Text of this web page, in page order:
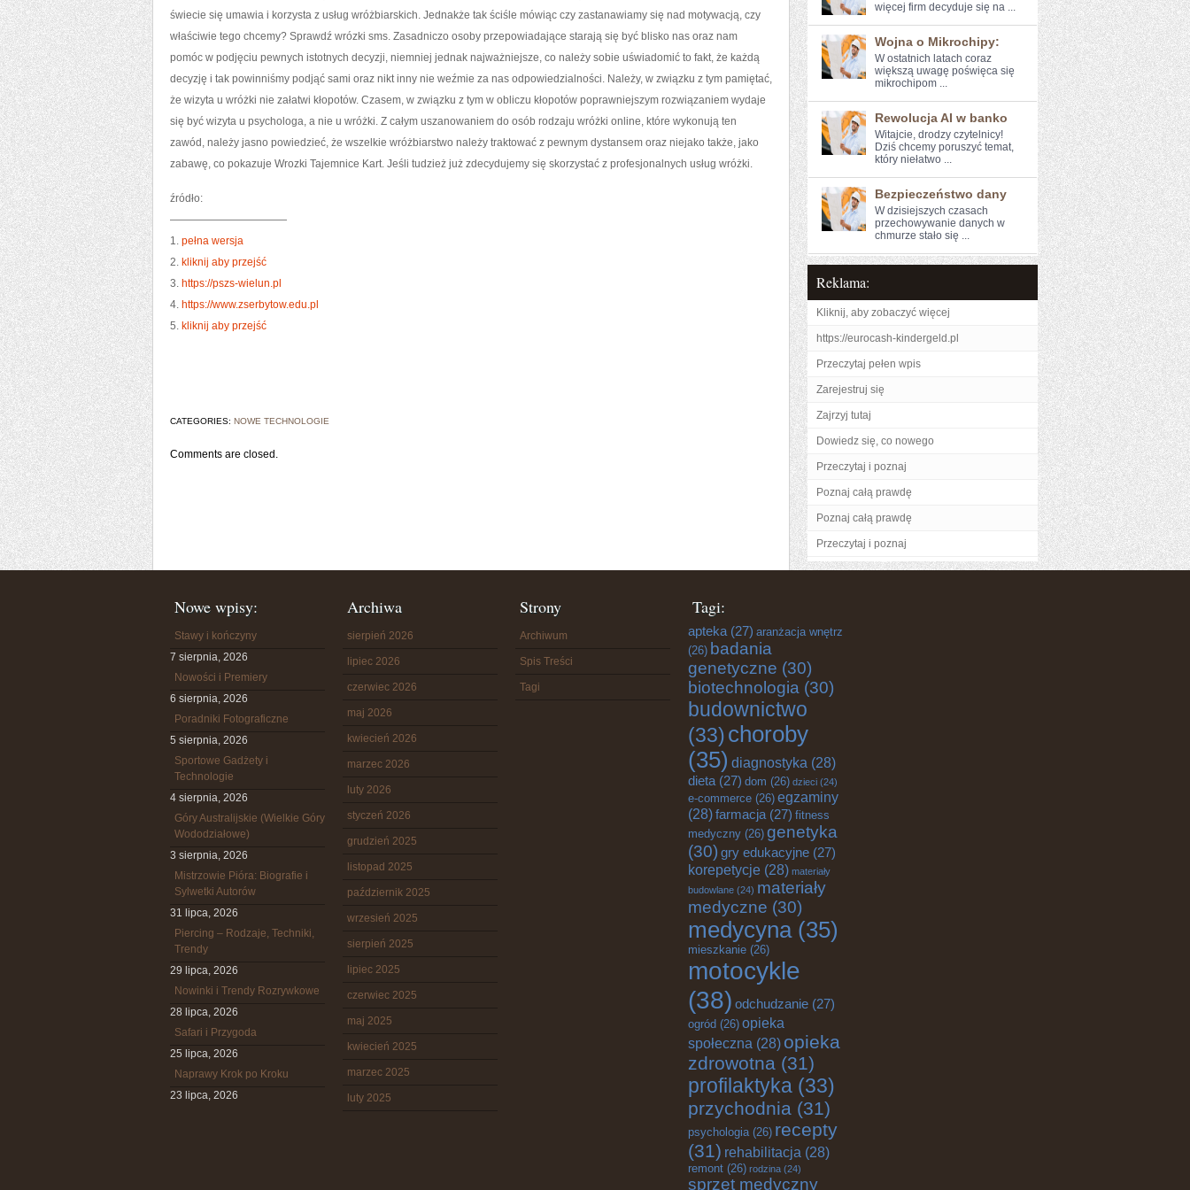
świecie się umawia i korzysta z usług wróżbiarskich. Jednakże tak ściśle mówiąc czy zastanawiamy się nad motywacją, czy
właściwie tego chcemy? Sprawdź wrózki sms. Zasadniczo osoby przepowiadające starają się być blisko nas oraz nam
pomóc w podjęciu pewnych istotnych decyzji, niemniej jednak najważniejsze, co należy sobie uświadomić to fakt, że każdą
decyzję i tak powinniśmy podjąć sami oraz nikt inny nie weźmie za nas odpowiedzialności. Należy, w związku z tym pamiętać,
że wizyta u wróżki nie załatwi kłopotów. Czasem, w związku z tym w obliczu kłopotów poprawniejszym rozwiązaniem wydaje
się być wizyta u psychologa, a nie u wróżki. Z całym uszanowaniem do osób rodzaju wróżki online, które wykonują ten
zawód, należy jasno powiedzieć, że wszelkie wróżbiarstwo należy traktować z pewnym dystansem oraz niejako także, jako
zabawę, co pokazuje Wrozki Tajemnice Kart. Jeśli tudzież już zdecydujemy się skorzystać z profesjonalnych usług wróżki.
źródło:
———————————
1. pełna wersja
2. kliknij aby przejść
3. https://pszs-wielun.pl
4. https://www.zserbytow.edu.pl
5. kliknij aby przejść
CATEGORIES: NOWE TECHNOLOGIE
Comments are closed.
więcej firm ‌decyduje się na⁤ ...
Wojna o Mikrochipy:
W ostatnich latach⁢ coraz
większą ‌uwagę poświęca ‌się
mikrochipom ...
Rewolucja AI w banko
Witajcie, drodzy czytelnicy!
‌Dziś‍ chcemy poruszyć temat,
który niełatwo​ ...
Bezpieczeństwo dany
W ⁢dzisiejszych czasach
przechowywanie⁤ danych ‍w‍
chmurze stało ⁤się ...
Reklama:
Kliknij, aby zobaczyć więcej
https://eurocash-kindergeld.pl
Przeczytaj pełen wpis
Zarejestruj się
Zajrzyj tutaj
Dowiedz się, co nowego
Przeczytaj i poznaj
Poznaj całą prawdę
Poznaj całą prawdę
Przeczytaj i poznaj
Nowe wpisy:
Stawy i kończyny
7 sierpnia, 2026
Nowości i Premiery
6 sierpnia, 2026
Poradniki Fotograficzne
5 sierpnia, 2026
Sportowe Gadżety i
Technologie
4 sierpnia, 2026
Góry Australijskie (Wielkie Góry
Wododziałowe)
3 sierpnia, 2026
Mistrzowie Pióra: Biografie i
Sylwetki Autorów
31 lipca, 2026
Piercing – Rodzaje, Techniki,
Trendy
29 lipca, 2026
Nowinki i Trendy Rozrywkowe
28 lipca, 2026
Safari i Przygoda
25 lipca, 2026
Naprawy Krok po Kroku
23 lipca, 2026
Archiwa
sierpień 2026
lipiec 2026
czerwiec 2026
maj 2026
kwiecień 2026
marzec 2026
luty 2026
styczeń 2026
grudzień 2025
listopad 2025
październik 2025
wrzesień 2025
sierpień 2025
lipiec 2025
czerwiec 2025
maj 2025
kwiecień 2025
marzec 2025
luty 2025
Strony
Archiwum
Spis Treści
Tagi
Tagi:
apteka (27) aranżacja wnętrz
(26) badania
genetyczne (30)
biotechnologia (30)
budownictwo
(33)choroby
(35) diagnostyka (28)
dieta (27) dom (26) dzieci (24)
e-commerce (26) egzaminy
(28)farmacja (27) fitness
medyczny (26) genetyka
(30) gry edukacyjne (27)
korepetycje (28) materiały
budowlane (24) materiały
medyczne (30)
medycyna(35)
mieszkanie (26)
motocykle
(38) odchudzanie (27)
ogród (26) opieka
społeczna (28) opieka
zdrowotna (31)
profilaktyka (33)
przychodnia (31)
psychologia(26) recepty
(31) rehabilitacja (28)
remont (26) rodzina (24)
sprzęt medyczny